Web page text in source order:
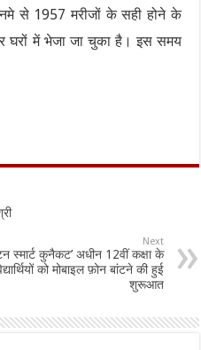
से 1957 मरीजों के सही होने के
घरों में भेजा जा चुका है। इस समय
e
Next
स्मार्ट कुनैकट’ अधीन 12वीं कक्षा के
को मोबाइल फ़ोन बांटने की हुई
शुरूआत